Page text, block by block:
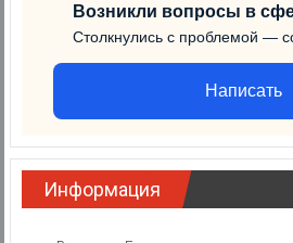
Возникли вопросы в
Столкнулись с проблемой —
Написать
Информация